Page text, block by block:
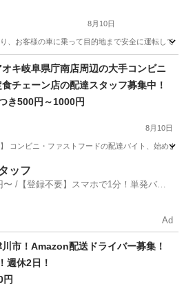
8月10日
、お客様の車に乗って目的地まで安全に運転して
ドライバー
キ岐阜県庁南店周辺の大手コンビニ
食チェーン店の配達スタッフ募集中！
き500円～1000円
8月10日
】 コンビニ・ファストフードの配達バイト、
タッフ
ッフ
〜 /【登録不要】スマホで1分！単発バイ
Ad
市！Amazon配送ドライバー募集！
週休2日！
円